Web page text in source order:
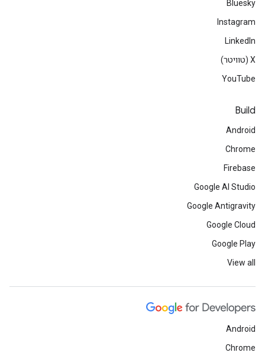
Bluesky
Instagram
LinkedIn
‫X (טוויטר)
YouTube
Build
Android
Chrome
Firebase
Google AI Studio
Google Antigravity
Google Cloud
Google Play
View all
Android
Chrome